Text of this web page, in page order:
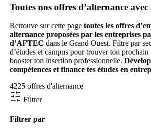
Toutes nos offres d’alternance
Retrouve sur cette page toutes les offres
alternance proposées par les entreprises
d’AFTEC dans le Grand Ouest. Filtre par
d’études et campus pour trouver ton prochain
booster ton insertion professionnelle.
compétences et finance tes études en
4225 offres d'alternance
Filtrer
Filtrer par